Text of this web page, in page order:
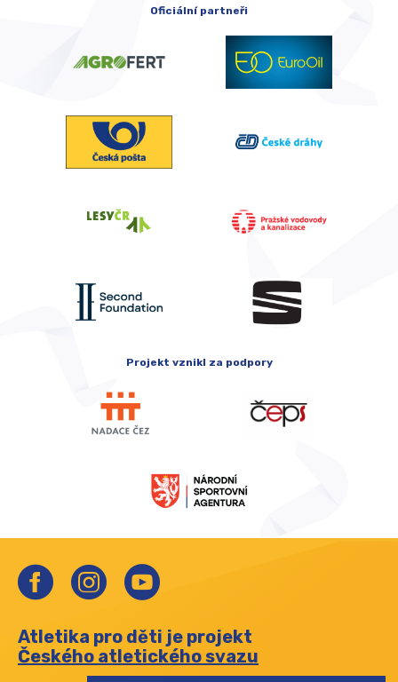
Oficiální partneři
Projekt vznikl za podpory
Atletika pro děti je projekt
Českého atletického svazu